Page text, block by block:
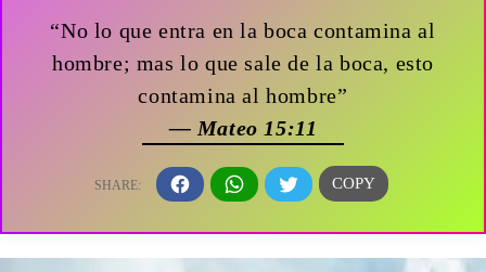
“No lo que entra en la boca contamina al
hombre; mas lo que sale de la boca, esto
contamina al hombre”
— Mateo 15:11